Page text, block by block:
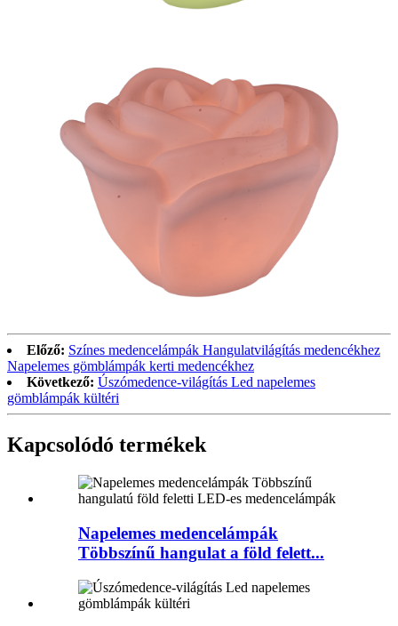
Előző: Színes medencelámpák Hangulatvilágítás medencékhez
Napelemes gömblámpák kerti medencékhez
Következő: Úszómedence-világítás Led napelemes
gömblámpák kültéri
Kapcsolódó termékek
Napelemes medencelámpák
Többszínű hangulat a föld felett...